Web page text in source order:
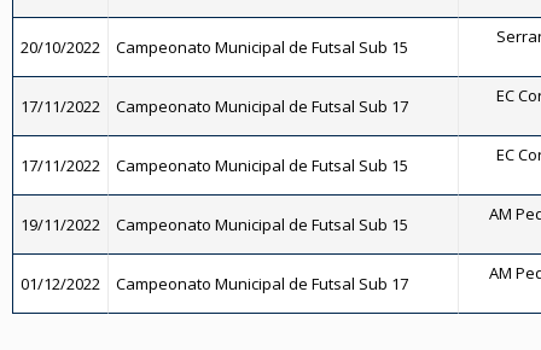
20/10/2022 Campeonato Municipal de Futsal Sub 15
17/11/2022 Campeonato Municipal de Futsal Sub 17 EC
17/11/2022 Campeonato Municipal de Futsal Sub 15 EC
19/11/2022 Campeonato Municipal de Futsal Sub 15 AM
01/12/2022 Campeonato Municipal de Futsal Sub 17 AM